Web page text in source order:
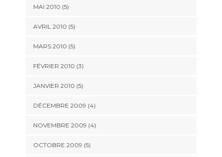
MAI 2010 (5)
AVRIL 2010 (5)
MARS 2010 (5)
FÉVRIER 2010 (3)
JANVIER 2010 (5)
DÉCEMBRE 2009 (4)
NOVEMBRE 2009 (4)
OCTOBRE 2009 (5)